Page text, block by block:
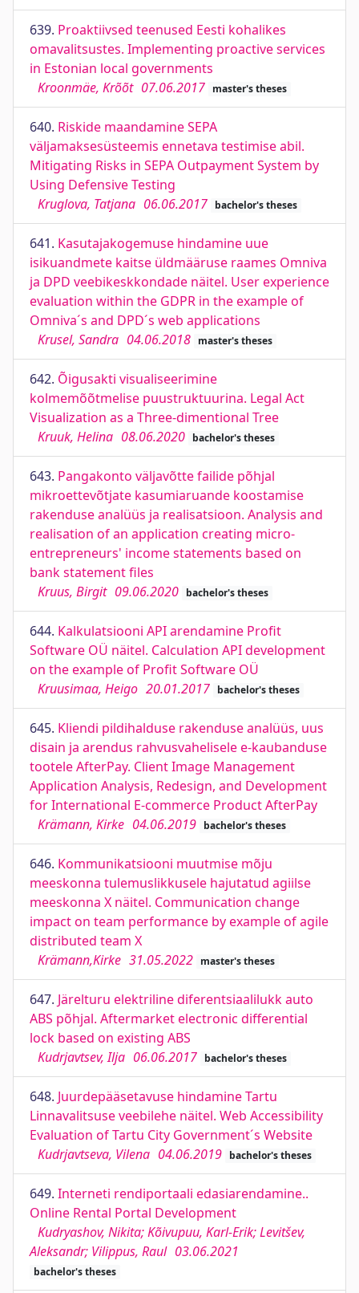
639. Proaktiivsed teenused Eesti kohalikes
omavalitsustes. Implementing proactive services
in Estonian local governments
Kroonmäe, Krõõt 07.06.2017 master's theses
640. Riskide maandamine SEPA
väljamaksesüsteemis ennetava testimise abil.
Mitigating Risks in SEPA Outpayment System by
Using Defensive Testing
Kruglova, Tatjana 06.06.2017 bachelor's theses
641. Kasutajakogemuse hindamine uue
isikuandmete kaitse üldmääruse raames Omniva
ja DPD veebikeskkondade näitel. User experience
evaluation within the GDPR in the example of
Omniva´s and DPD´s web applications
Krusel, Sandra 04.06.2018 master's theses
642. Õigusakti visualiseerimine
kolmemõõtmelise puustruktuurina. Legal Act
Visualization as a Three-dimentional Tree
Kruuk, Helina 08.06.2020 bachelor's theses
643. Pangakonto väljavõtte failide põhjal
mikroettevõtjate kasumiaruande koostamise
rakenduse analüüs ja realisatsioon. Analysis and
realisation of an application creating micro-
entrepreneurs' income statements based on
bank statement files
Kruus, Birgit 09.06.2020 bachelor's theses
644. Kalkulatsiooni API arendamine Profit
Software OÜ näitel. Calculation API development
on the example of Profit Software OÜ
Kruusimaa, Heigo 20.01.2017 bachelor's theses
645. Kliendi pildihalduse rakenduse analüüs, uus
disain ja arendus rahvusvahelisele e-kaubanduse
tootele AfterPay. Client Image Management
Application Analysis, Redesign, and Development
for International E-commerce Product AfterPay
Krämann, Kirke 04.06.2019 bachelor's theses
646. Kommunikatsiooni muutmise mõju
meeskonna tulemuslikkusele hajutatud agiilse
meeskonna X näitel. Communication change
impact on team performance by example of agile
distributed team X
Krämann,Kirke 31.05.2022 master's theses
647. Järelturu elektriline diferentsiaalilukk auto
ABS põhjal. Aftermarket electronic differential
lock based on existing ABS
Kudrjavtsev, Ilja 06.06.2017 bachelor's theses
648. Juurdepääsetavuse hindamine Tartu
Linnavalitsuse veebilehe näitel. Web Accessibility
Evaluation of Tartu City Government´s Website
Kudrjavtseva, Vilena 04.06.2019 bachelor's theses
649. Interneti rendiportaali edasiarendamine..
Online Rental Portal Development
Kudryashov, Nikita; Kõivupuu, Karl-Erik; Levitšev,
Aleksandr; Vilippus, Raul 03.06.2021
bachelor's theses